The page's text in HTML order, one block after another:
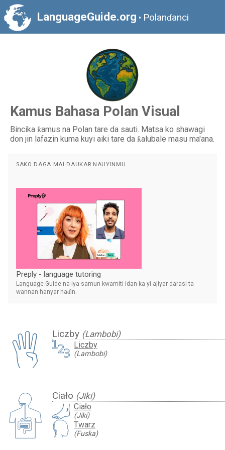
LanguageGuide.org • Polanɗanci
Kamus Bahasa Polan Visual
Bincika ƙamus na Polan tare da sauti. Matsa ko shawagi
don jin lafazin kuma kuyi aiki tare da ƙalubale masu ma'ana.
Liczby (Lambobi)
Liczby
(Lambobi)
Ciało (Jiki)
Ciało
(Jiki)
Twarz
(Fuska)
SAKO DAGA MAI DAUKAR NAUYINMU
Preply - language tutoring
Language Guide na iya samun kwamiti idan ka yi ajiyar darasi ta
wannan hanyar haɗin.